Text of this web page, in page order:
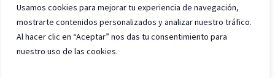
Usamos cookies para mejorar tu experiencia de navegación,
mostrarte contenidos personalizados y analizar nuestro tráfico.
Al hacer clic en “Aceptar” nos das tu consentimiento para
nuestro uso de las cookies.